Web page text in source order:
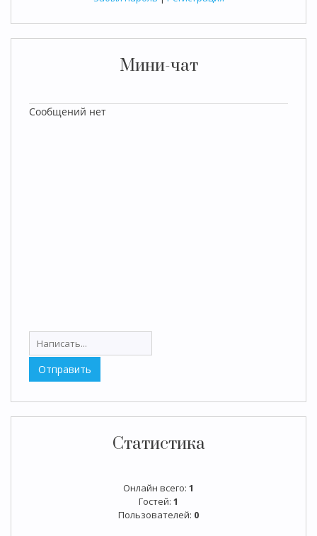
Мини-чат
Статистика
Онлайн всего: 1
Гостей: 1
Пользователей: 0